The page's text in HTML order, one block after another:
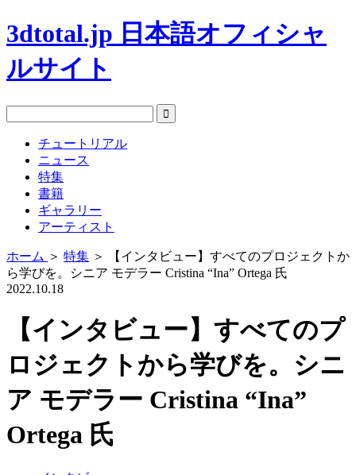
3dtotal.jp 日本語オフィシャ
ルサイト
チュートリアル
ニュース
特集
書籍
ギャラリー
アーティスト
ホーム ＞ 特集 ＞
【インタビュー】すべてのプロジェクトか
ら学びを。シニア モデラー Cristina “Ina” Ortega 氏
2022.10.18
【インタビュー】すべてのプ
ロジェクトから学びを。シニ
ア モデラー Cristina “Ina”
Ortega 氏